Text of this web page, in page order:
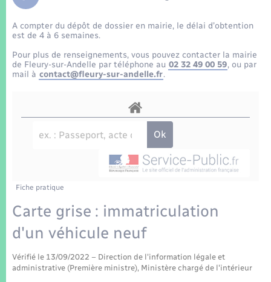
Etat-civil - Papiers - Citoyenneté
Mariage – PACS
Parrainage civil
Logement - Urbanisme
Nouvel habitant
Organisation d’événement
Sécurité - Prévention
Transports scolaires
Travaux - Autorisation d’occupation de l’espace
public
Compétences
Plan interactif
La Communauté de communes
A compter du dépôt de dossier en mairie, le délai d’obtention
est de 4 à 6 semaines.
Pour plus de renseignements, vous pouvez contacter la mairie
de Fleury-sur-Andelle par téléphone au 02 32 49 00 59, ou par
mail à contact@fleury-sur-andelle.fr.
Fiche pratique
Carte grise : immatriculation
d'un véhicule neuf
Vérifié le 13/09/2022 – Direction de l'information légale et
administrative (Première ministre), Ministère chargé de l'intérieur